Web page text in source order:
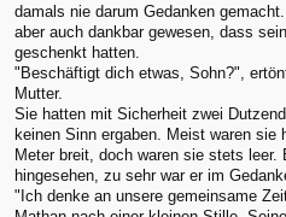
damals nie darum Gedanken
aber auch dankbar gewesen, dass
geschenkt hatten.
"Beschäftigt dich etwas, Sohn?",
Mutter.
Sie hatten mit Sicherheit zwei
keinen Sinn ergaben. Meist waren sie
Meter breit, doch waren sie stets
hingesehen, zu sehr war er im
"Ich denke an unsere gemeinsame